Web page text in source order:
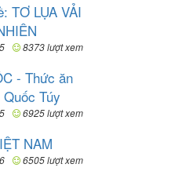
TƠ LỤA VẢI
8373 lượt xem
- Thức ăn
Túy
6925 lượt xem
NAM
6505 lượt xem